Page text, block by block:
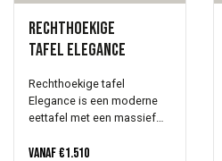
Rechthoekige
tafel Elegance
Rechthoekige tafel
Elegance is een moderne
eettafel met een massief
een strak no-nonsense
Vanaf€1.510